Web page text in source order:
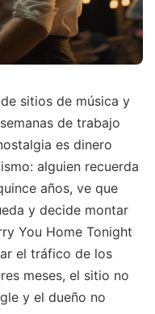
sitios de música y
de trabajo
es dinero
alguien recuerda
años, ve que
y decide montar
You Home Tonight
el tráfico de los
meses, el sitio no
y el dueño no